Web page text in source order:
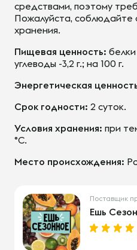
средствами, поэтому
Пожалуйста, соблюдайте
хранения.
Пищевая ценность: белки
углеводы -3,2 г.; на 100 г.
Энергетическая
Срок годности: 2 суток.
Условия хранения: при
°С.
Место происхождения:
Поставщик
Ешь